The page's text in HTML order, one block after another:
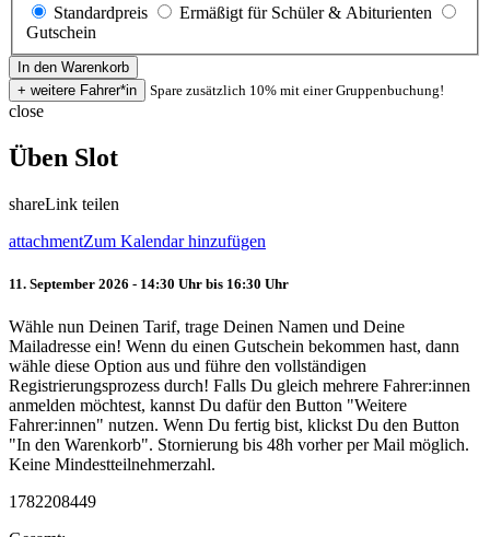
Standardpreis
Ermäßigt für Schüler & Abiturienten
Gutschein
Spare zusätzlich 10% mit einer Gruppenbuchung!
close
Üben Slot
shareLink teilen
attachmentZum Kalendar hinzufügen
11. September 2026 - 14:30 Uhr bis 16:30 Uhr
Wähle nun Deinen Tarif, trage Deinen Namen und Deine
Mailadresse ein! Wenn du einen Gutschein bekommen hast, dann
wähle diese Option aus und führe den vollständigen
Registrierungsprozess durch! Falls Du gleich mehrere Fahrer:innen
anmelden möchtest, kannst Du dafür den Button "Weitere
Fahrer:innen" nutzen. Wenn Du fertig bist, klickst Du den Button
"In den Warenkorb". Stornierung bis 48h vorher per Mail möglich.
Keine Mindestteilnehmerzahl.
1782208449